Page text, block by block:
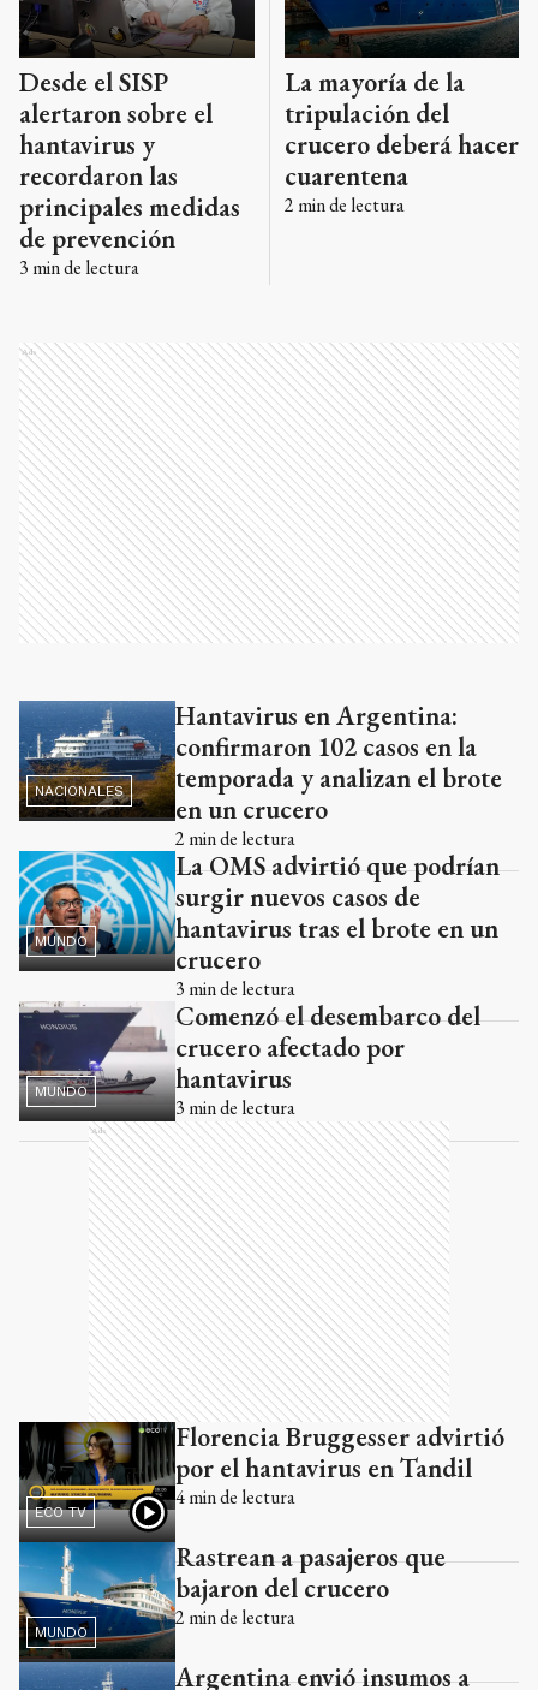
Desde el SISP
alertaron sobre el
hantavirus y
recordaron las
principales medidas
de prevención
3 min de lectura
La mayoría de la
tripulación del
crucero deberá hacer
cuarentena
2 min de lectura
Ads
NACIONALES
Hantavirus en Argentina:
confirmaron 102 casos en la
temporada y analizan el brote
en un crucero
2 min de lectura
MUNDO
La OMS advirtió que podrían
surgir nuevos casos de
hantavirus tras el brote en un
crucero
3 min de lectura
MUNDO
Comenzó el desembarco del
crucero afectado por
hantavirus
3 min de lectura
Ads
ECO TV
Florencia Bruggesser advirtió
por el hantavirus en Tandil
4min de lectura
MUNDO
Rastrean a pasajeros que
bajaron del crucero
2 min de lectura
Argentina envió insumos a